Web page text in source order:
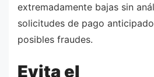
extremadamente bajas sin
solicitudes de pago
posibles fraudes.
Evita el